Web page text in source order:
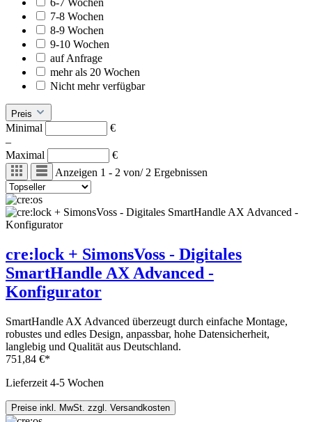
6-7 Wochen
7-8 Wochen
8-9 Wochen
9-10 Wochen
auf Anfrage
mehr als 20 Wochen
Nicht mehr verfügbar
Preis
Minimal
€
–
Maximal
€
Anzeigen 1 - 2 von/2 Ergebnissen
cre:lock + SimonsVoss - Digitales
SmartHandle AX Advanced -
Konfigurator
SmartHandle AX Advanced überzeugt durch einfache Montage,
robustes und edles Design, anpassbar, hohe Datensicherheit,
langlebig und Qualität aus Deutschland.
751,84 €*
Lieferzeit 4-5 Wochen
Preise inkl. MwSt. zzgl. Versandkosten